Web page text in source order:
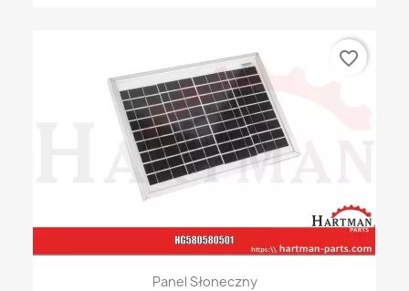
Panel Słoneczny
favorite_border